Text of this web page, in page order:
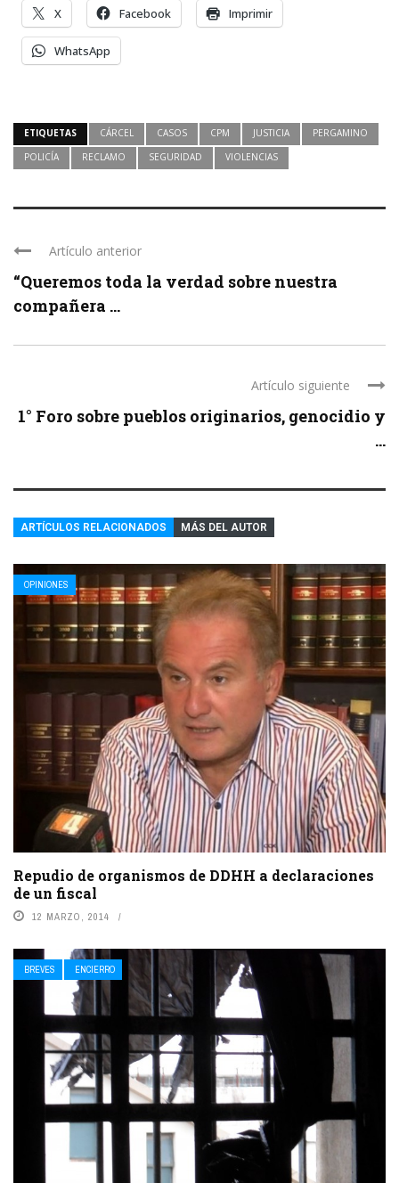
X Facebook Imprimir
WhatsApp
ETIQUETAS CÁRCEL CASOS CPM JUSTICIA
PERGAMINO
POLICÍA
RECLAMO SEGURIDAD VIOLENCIAS
Artículo anterior
“Queremos toda la verdad sobre nuestra
compañera ...
Artículo siguiente
1° Foro sobre pueblos originarios, genocidio y
...
ARTÍCULOS RELACIONADOS MÁS DEL AUTOR
OPINIONES
Repudio de organismos de DDHH a declaraciones
de un fiscal
12 MARZO, 2014
BREVES ENCIERRO